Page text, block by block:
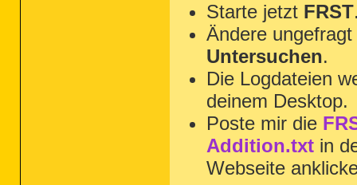
Starte jetzt FRST
Ändere
Untersuchen.
Die Logdateien
deinem Desktop.
Poste mir die
Addition.txt in
Webseite